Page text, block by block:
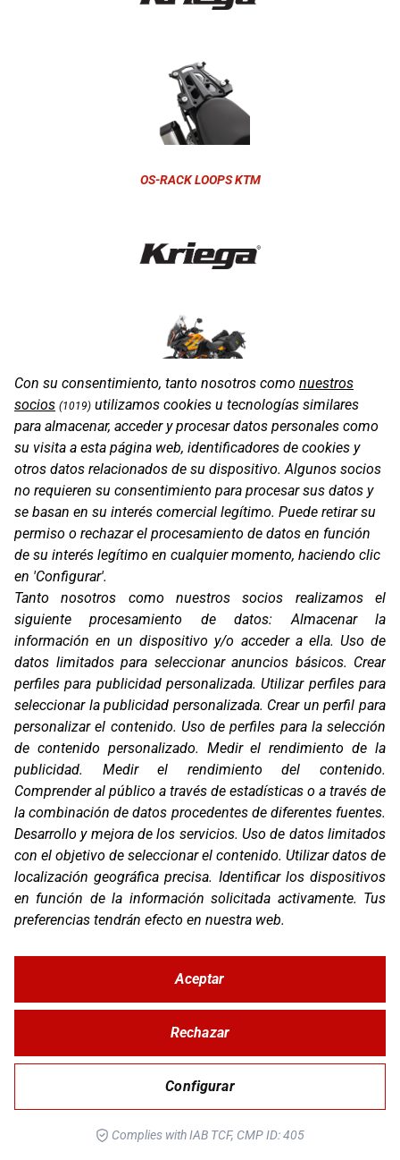
OS-RACK LOOPS KTM
OS-BASE KTM 1050/1090/1190/1290
OS-BASE KTM 790 / 890
OS-BASE KTM 690 / HUSQ 701 / GG 700
Con su consentimiento, tanto nosotros como nuestros
socios (1019) utilizamos cookies u tecnologías similares
para almacenar, acceder y procesar datos personales como
su visita a esta página web, identificadores de cookies y
otros datos relacionados de su dispositivo. Algunos socios
no requieren su consentimiento para procesar sus datos y
se basan en su interés comercial legítimo. Puede retirar su
permiso o rechazar el procesamiento de datos en función
de su interés legítimo en cualquier momento, haciendo clic
en 'Configurar'.
Tanto nosotros como nuestros socios realizamos el
siguiente procesamiento de datos:Almacenar la
información en un dispositivo y/o acceder a ella. Uso de
datos limitados para seleccionar anuncios básicos. Crear
perfiles para publicidad personalizada.Utilizar perfiles para
seleccionar la publicidad personalizada. Crear un perfil para
personalizar el contenido. Uso de perfiles para la selección
de contenido personalizado. Medir el rendimiento de la
publicidad. Medir el rendimiento del contenido.
Comprender al público a través de estadísticas o a través de
la combinación de datos procedentes de diferentes fuentes.
Desarrollo y mejora de los servicios.Uso de datos limitados
con el objetivo de seleccionar el contenido. Utilizar datos de
localización geográfica precisa. Identificar los dispositivos
en función de la información solicitada activamente. Tus
preferencias tendrán efecto en nuestra web.
Configurar
Rechazar
Aceptar
Complies with IAB TCF, CMP ID: 405